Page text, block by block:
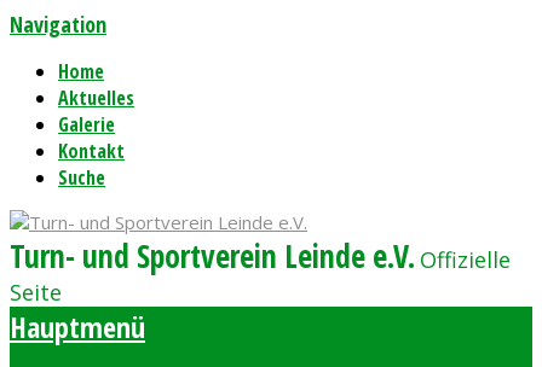
Navigation
Home
Aktuelles
Galerie
Kontakt
Suche
Turn- und Sportverein Leinde e.V. Offizielle
Seite
Hauptmenü